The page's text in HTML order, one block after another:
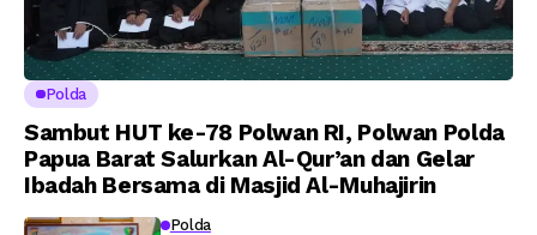
Polda
Sambut HUT ke-78 Polwan RI, Polwan Polda
Papua Barat Salurkan Al-Qur’an dan Gelar
Ibadah Bersama di Masjid Al-Muhajirin
Polda